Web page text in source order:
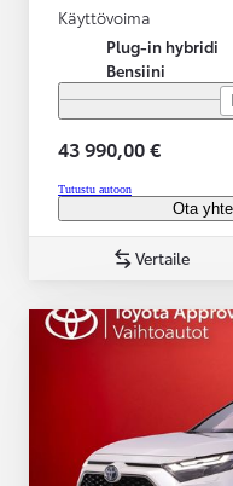
Käyttövoima
Plug-in hybridi
Bensiini
43 990,00 €
Tutustu autoon
Ota
Vertaile